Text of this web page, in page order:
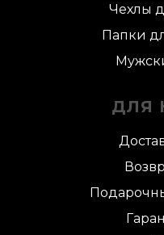
ДЛЯ
Чехлы
Папки